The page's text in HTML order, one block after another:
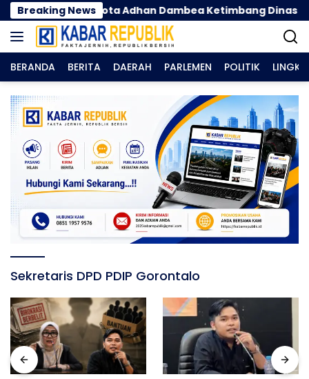
Langsung
ke
konten
Breaking News
Tegur Walikota Adhan Dambea Ketimbang Dinas
BERANDA BERITA DAERAH PARLEMEN POLITIK
Sekretaris DPD PDIP Gorontalo